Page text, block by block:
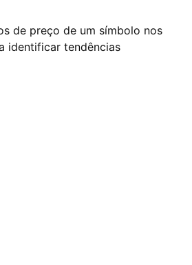
de preço de um símbolo nos
identificar tendências